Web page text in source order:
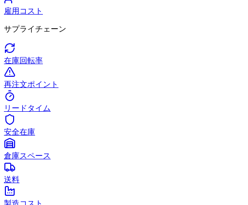
雇用コスト
サプライチェーン
在庫回転率
再注文ポイント
リードタイム
安全在庫
倉庫スペース
送料
製造コスト